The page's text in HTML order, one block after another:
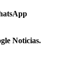
Noticias.